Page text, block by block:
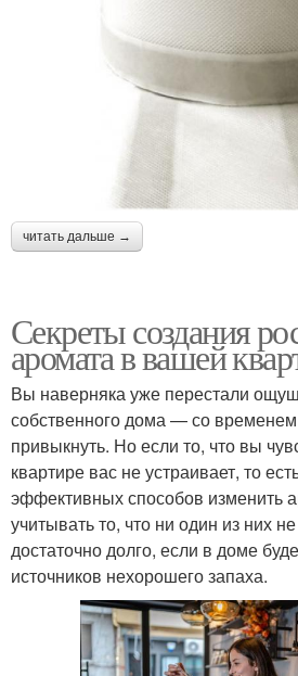
читать дальше →
Секреты создания
аромата в вашей
Вы наверняка уже перестали
собственного дома — со временем
привыкнуть. Но если то, что вы
квартире вас не устраивает, то
эффективных способов изменить
учитывать то, что ни один из них
достаточно долго, если в доме
источников нехорошего запаха.